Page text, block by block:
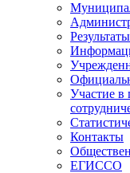
Участие в
Контакты
ЕГИССО